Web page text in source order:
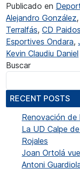
Publicado en
Alejandro González,
Terralfás, CD
Esportives Ondara,
Kevin Claudiu Daniel
Buscar
RECENT POSTS
Renovación de
La UD Calpe
Rojales
Joan Ortolá
Antoni